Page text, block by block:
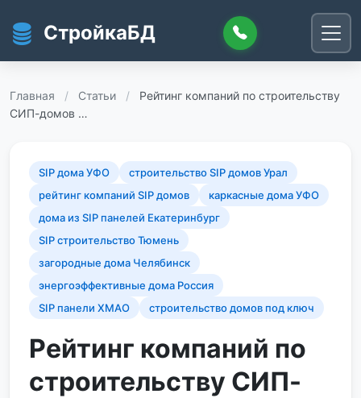
СтройкаБД
Главная / Статьи /
Рейтинг компаний по строительству
СИП-домов …
SIP дома УФО
строительство SIP домов Урал
рейтинг компаний SIP домов
каркасные дома УФО
дома из SIP панелей Екатеринбург
SIP строительство Тюмень
загородные дома Челябинск
энергоэффективные дома Россия
SIP панели ХМАО
строительство домов под ключ
Рейтинг компаний по
строительству СИП-